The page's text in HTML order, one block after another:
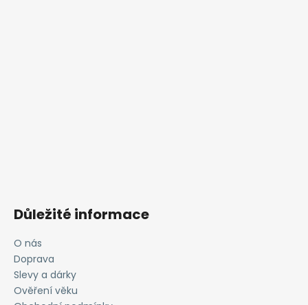
Důležité informace
O nás
Doprava
Slevy a dárky
Ověření věku